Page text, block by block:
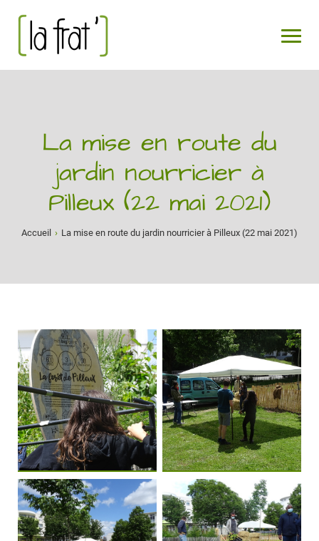
La mise en route du
jardin nourricier à
Pilleux (22 mai 2021)
Accueil › La mise en route du jardin nourricier à Pilleux (22 mai 2021)